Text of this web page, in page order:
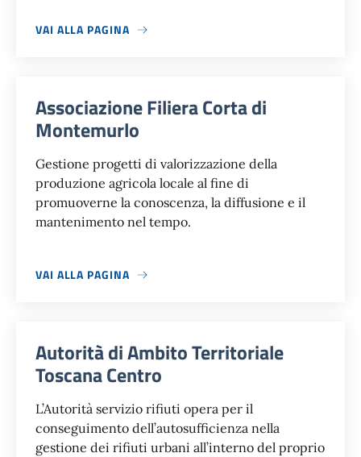
VAI ALLA PAGINA
Associazione Filiera Corta di
Montemurlo
Gestione progetti di valorizzazione della
produzione agricola locale al fine di
promuoverne la conoscenza, la diffusione e il
mantenimento nel tempo.
VAI ALLA PAGINA
Autorità di Ambito Territoriale
Toscana Centro
L’Autorità servizio rifiuti opera per il
conseguimento dell’autosufficienza nella
gestione dei rifiuti urbani all’interno del proprio